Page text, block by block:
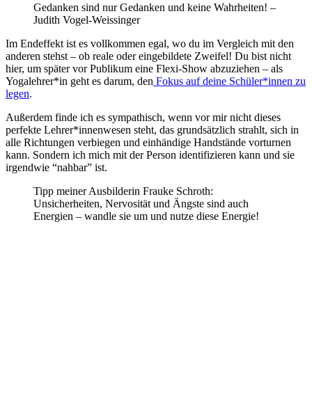
Gedanken sind nur Gedanken und keine Wahrheiten! –
Judith Vogel-Weissinger
Im Endeffekt ist es vollkommen egal, wo du im Vergleich mit den
anderen stehst – ob reale oder eingebildete Zweifel! Du bist nicht
hier, um später vor Publikum eine Flexi-Show abzuziehen – als
Yogalehrer*in geht es darum, den Fokus auf deine Schüler*innen zu
legen.
Außerdem finde ich es sympathisch, wenn vor mir nicht dieses
perfekte Lehrer*innenwesen steht, das grundsätzlich strahlt, sich in
alle Richtungen verbiegen und einhändige Handstände vorturnen
kann. Sondern ich mich mit der Person identifizieren kann und sie
irgendwie “nahbar” ist.
Tipp meiner Ausbilderin Frauke Schroth:
Unsicherheiten, Nervosität und Ängste sind auch
Energien – wandle sie um und nutze diese Energie!